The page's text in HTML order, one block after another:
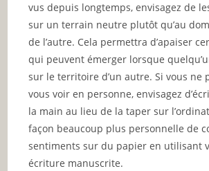
vus depuis longtemps, envisagez de
sur un terrain neutre plutôt qu’au
de l’autre. Cela permettra d’apaiser
qui peuvent émerger lorsque
sur le territoire d’un autre. Si vous ne
vous voir en personne, envisagez
la main au lieu de la taper sur
façon beaucoup plus personnelle de
sentiments sur du papier en utilisant
écriture manuscrite.